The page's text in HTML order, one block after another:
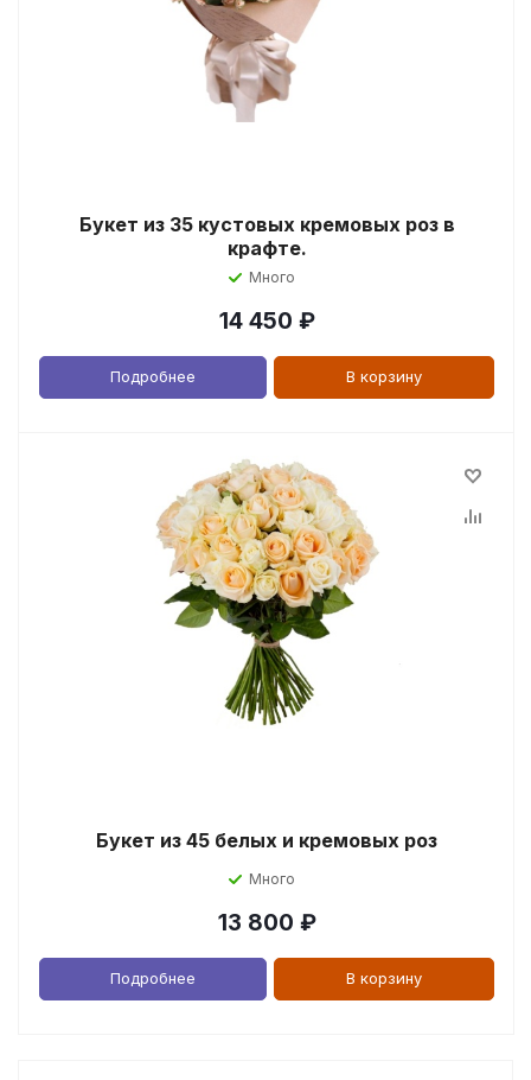
Букет из 35 кустовых кремовых роз в
крафте.
Много
14 450 ₽
Подробнее В корзину
Букет из 45 белых и кремовых роз
Много
13 800 ₽
Подробнее В корзину